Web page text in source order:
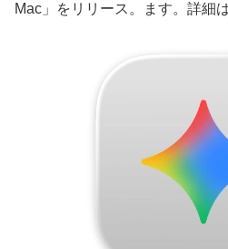
Mac」をリリース。ます。詳細